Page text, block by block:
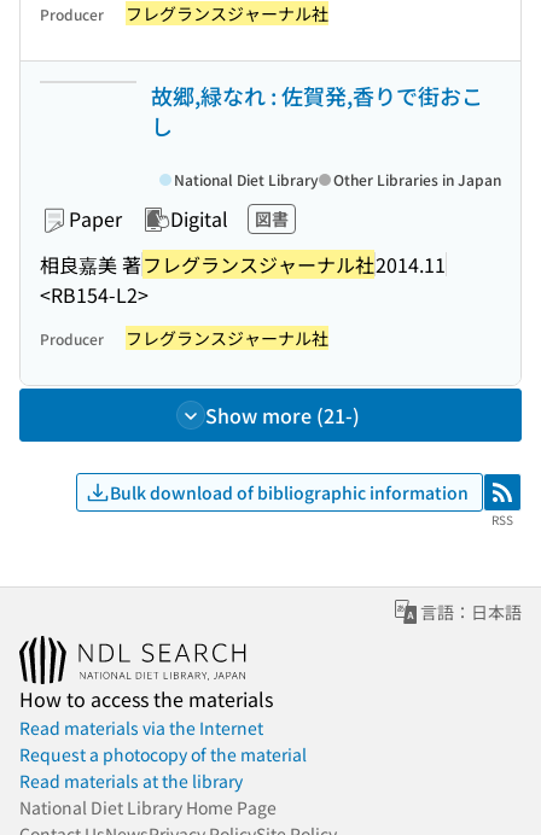
Producer フレグランスジャーナル社
故郷,緑なれ : 佐賀発,香りで街おこ
し
Paper Digital 図書
相良嘉美 著フレグランスジャーナル社2014.11
<RB154-L2>
National Diet Library Other Libraries in Japan
Producer フレグランスジャーナル社
Show more (21-)
Bulk download of bibliographic information RSS
RSS
言語：日本語
How to access the materials
Read materials via the Internet
Request a photocopy of the material
Read materials at the library
National Diet Library Home Page